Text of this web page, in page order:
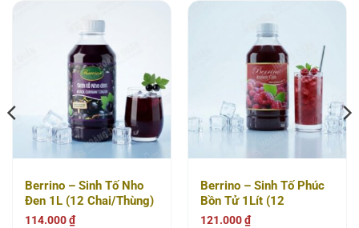
Berrino – Sinh Tố Nho
Đen 1L (12 Chai/Thùng)
114.000₫
Berrino – Sinh Tố Phúc
Bồn Tử 1Lít (12
Chai/Thùng)
121.000₫